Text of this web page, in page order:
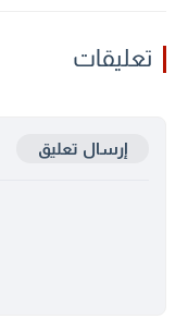
تعليقات
إرسال تعليق